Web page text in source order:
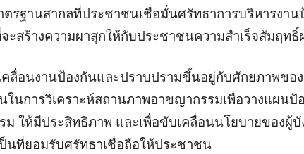
ตรฐานสากลที่ประชาชนเชื่อมั่นศรัทธาการบริหารงา
ะสร้างความผาสุกให้กับประชาชนความสำเร็จสัมฤทธิ์
คลื่อนงานป้องกันและปราบปรามขึ้นอยู่กับศักยภาพข
ในการวิเคราะห์สถานภาพอาขญากรรมเพื่อวางแผนป้
ม ให้มีประสิทธิภาพ และเพื่อขับเคลื่อนนโยบายของผู้
ป็นที่ยอมรับศรัทธาเชื่อถือให้ประชาชน